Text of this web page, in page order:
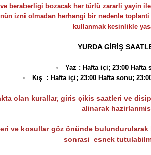
beraberligi bozacak her türlü zararli yayin
izni olmadan herhangi bir nedenle
kullanmak kesinlikle
YURDA GİRİŞ
Yaz : Hafta içi; 23:00 Hafta
Kış : Hafta içi; 23:00 Hafta sonu;
olan kurallar, giris çikis saatleri ve
alinarak
ve kosullar göz önünde
sonrasi esnek